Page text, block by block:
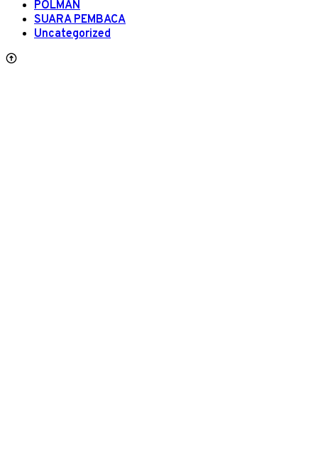
POLMAN
SUARA PEMBACA
Uncategorized